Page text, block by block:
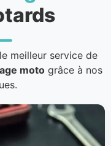
meilleur service de
motogrâce à nos